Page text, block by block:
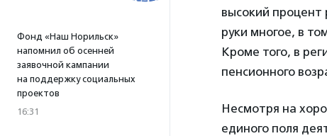
Фонд «Наш Норильск»
напомнил об осенней
заявочной кампании
на поддержку социальных
проектов
16:31
высокий
руки многое, в
Кроме того, в
пенсионного
Несмотря на
единого поля